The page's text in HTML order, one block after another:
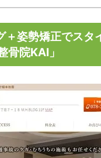
＋姿勢矯正でスタ
骨院KAI」